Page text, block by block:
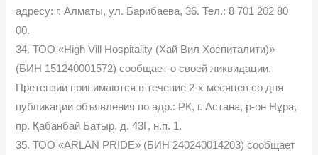
адресу: г. Алматы, ул. Барибаева, 36. Тел.: 8 701 202 80
00.
34. ТОО «High Vill Hospitality (Хай Вил Хоспиталити)»
(БИН 151240001572) сообщает о своей ликвидации.
Претензии принимаются в течение 2-х месяцев со дня
публикации объявления по адр.: РК, г. Астана, р-он Нұра,
пр. Қабанбай Батыр, д. 43Г, н.п. 1.
35. ТОО «ARLAN PRIDE» (БИН 240240014203) сообщает